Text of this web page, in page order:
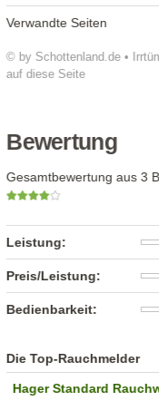
© by Schottenland.de •
auf diese Seite
Verwandte Seiten
Bewertung
Gesamtbewertung aus 3
Leistung:
Preis/Leistung:
Bedienbarkeit:
Die Top-Rauchmelder
Hager Standard